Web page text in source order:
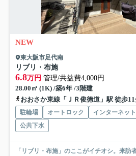
NEW
東大阪市足代南
リブリ・布施
6.8万円 管理/共益費4,000円
28.00㎡ (1K) /築6年 /3階建
おおさか東線「ＪＲ俊徳道」駅 徒歩
駐輪場 オートロック インターネッ
公共下水
「リブリ・布施」のここがイチオシ。来訪